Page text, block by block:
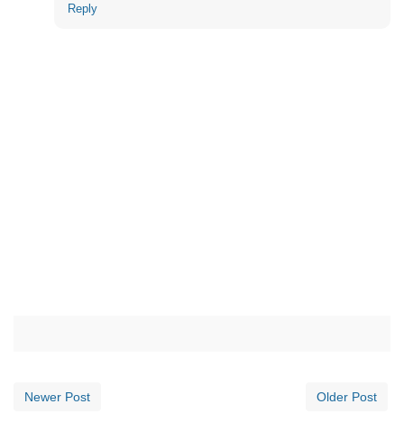
Reply
Newer Post Older Post